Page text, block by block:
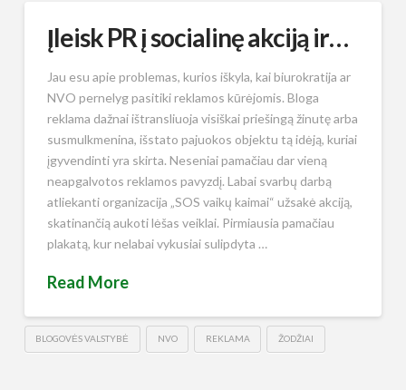
Įleisk PR į socialinę akciją ir…
Jau esu apie problemas, kurios iškyla, kai biurokratija ar
NVO pernelyg pasitiki reklamos kūrėjomis. Bloga
reklama dažnai ištransliuoja visiškai priešingą žinutę arba
susmulkmenina, išstato pajuokos objektu tą idėją, kuriai
įgyvendinti yra skirta. Neseniai pamačiau dar vieną
neapgalvotos reklamos pavyzdį. Labai svarbų darbą
atliekanti organizacija „SOS vaikų kaimai“ užsakė akciją,
skatinančią aukoti lėšas veiklai. Pirmiausia pamačiau
plakatą, kur nelabai vykusiai sulipdyta …
Read More
BLOGOVĖS VALSTYBĖ NVO REKLAMA ŽODŽIAI